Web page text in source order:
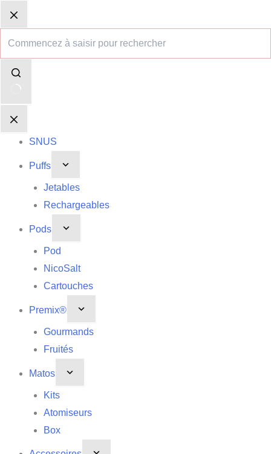
au
contenu
résultat
SNUS
Puffs
Jetables
Rechargeables
Pods
Pod
NicoSalt
Cartouches
Premix®
Gourmands
Fruités
Matos
Kits
Atomiseurs
Box
d’achat
d’achat